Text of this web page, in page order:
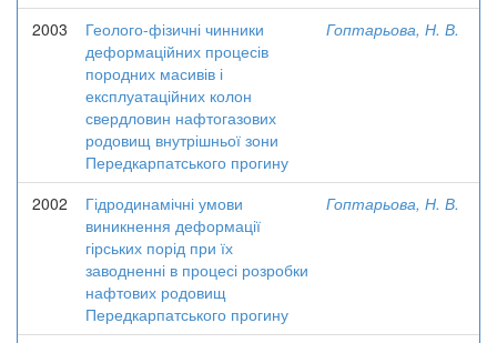
2003
Геолого-фізичні чинники
деформаційних процесів
породних масивів і
експлуатаційних колон
свердловин нафтогазових
родовищ внутрішньої зони
Передкарпатського прогину
Гоптарьова, Н. В.
2002
Гідродинамічні умови
виникнення деформації
гірських порід при їх
заводненні в процесі розробки
нафтових родовищ
Передкарпатського прогину
Гоптарьова, Н. В.